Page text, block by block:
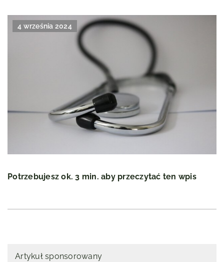
4 września 2024
Potrzebujesz ok. 3 min. aby przeczytać ten wpis
Artykuł sponsorowany